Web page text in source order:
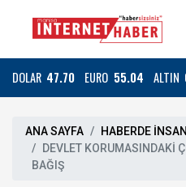
DOLAR 47.70 EURO 55.04 ALTIN
ANA SAYFA
HABERDE İNSAN
DEVLET KORUMASINDAKİ
BAĞIŞ